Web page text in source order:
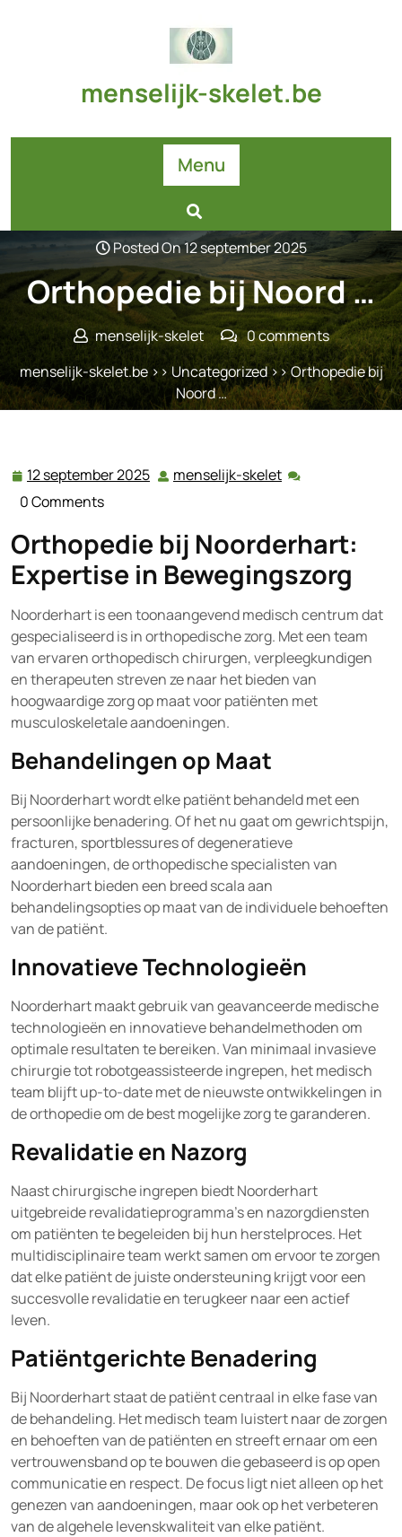
menselijk-skelet.be
Menu
Posted On 12 september 2025
Orthopedie bij Noord …
menselijk-skelet
0 comments
menselijk-skelet.be>>Uncategorized>> Orthopedie bij
Noord …
12 september 2025 12 menselijk-skelet menselijk-
0 Comments
Orthopedie bij Noorderhart:
Expertise in Bewegingszorg
Noorderhart is een toonaangevend medisch centrum dat
gespecialiseerd is in orthopedische zorg. Met een team
van ervaren orthopedisch chirurgen, verpleegkundigen
en therapeuten streven ze naar het bieden van
hoogwaardige zorg op maat voor patiënten met
musculoskeletale aandoeningen.
Behandelingen op Maat
Bij Noorderhart wordt elke patiënt behandeld met een
persoonlijke benadering. Of het nu gaat om gewrichtspijn,
fracturen, sportblessures of degeneratieve
aandoeningen, de orthopedische specialisten van
Noorderhart bieden een breed scala aan
behandelingsopties op maat van de individuele behoeften
van de patiënt.
Innovatieve Technologieën
Noorderhart maakt gebruik van geavanceerde medische
technologieën en innovatieve behandelmethoden om
optimale resultaten te bereiken. Van minimaal invasieve
chirurgie tot robotgeassisteerde ingrepen, het medisch
team blijft up-to-date met de nieuwste ontwikkelingen in
de orthopedie om de best mogelijke zorg te garanderen.
Revalidatie en Nazorg
Naast chirurgische ingrepen biedt Noorderhart
uitgebreide revalidatieprogramma’s en nazorgdiensten
om patiënten te begeleiden bij hun herstelproces. Het
multidisciplinaire team werkt samen om ervoor te zorgen
dat elke patiënt de juiste ondersteuning krijgt voor een
succesvolle revalidatie en terugkeer naar een actief
leven.
Patiëntgerichte Benadering
Bij Noorderhart staat de patiënt centraal in elke fase van
de behandeling. Het medisch team luistert naar de zorgen
en behoeften van de patiënten en streeft ernaar om een
vertrouwensband op te bouwen die gebaseerd is op open
communicatie en respect. De focus ligt niet alleen op het
genezen van aandoeningen, maar ook op het verbeteren
van de algehele levenskwaliteit van elke patiënt.